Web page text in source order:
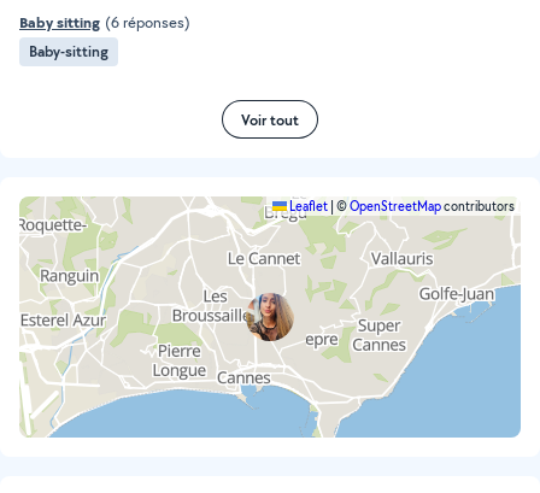
Baby sitting (6 réponses)
Baby-sitting
Voir tout
Leaflet ©OpenStreetMapcontributors